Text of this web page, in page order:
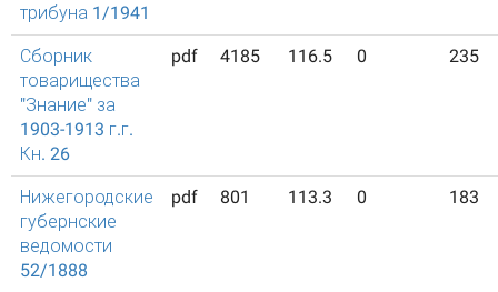
трибуна 1/1941
Сборник
товарищества
"Знание" за
1903-1913 г.г.
Кн. 26
pdf 4185 116.5 0 235
Нижегородские
губернские
ведомости
52/1888
pdf 801 113.3 0 183